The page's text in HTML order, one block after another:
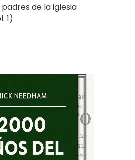
padres de la iglesia
1)